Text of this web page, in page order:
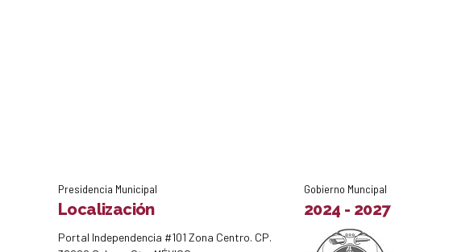
Presidencia Municipal
Localización
Portal Independencia #101 Zona Centro. CP.
Gobierno Muncipal
2024 - 2027